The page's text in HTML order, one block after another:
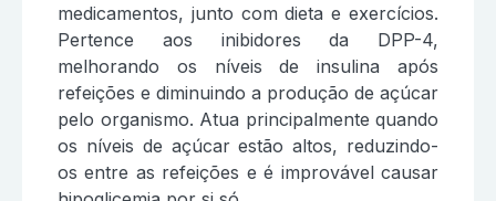
medicamentos, junto com dieta e exercícios.
Pertence aos inibidores da DPP-4,
melhorando os níveis de insulina após
refeições e diminuindo a produção de açúcar
pelo organismo. Atua principalmente quando
os níveis de açúcar estão altos, reduzindo-
os entre as refeições e é improvável causar